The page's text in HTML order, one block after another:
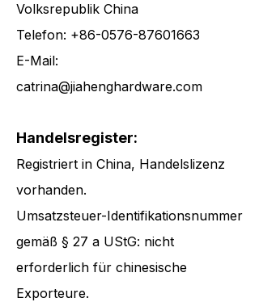
Volksrepublik China
Telefon: +86-0576-87601663
E-Mail:
catrina@jiahenghardware.com
Handelsregister:
Registriert in China, Handelslizenz
vorhanden.
Umsatzsteuer-Identifikationsnummer
gemäß § 27 a UStG: nicht
erforderlich für chinesische
Exporteure.